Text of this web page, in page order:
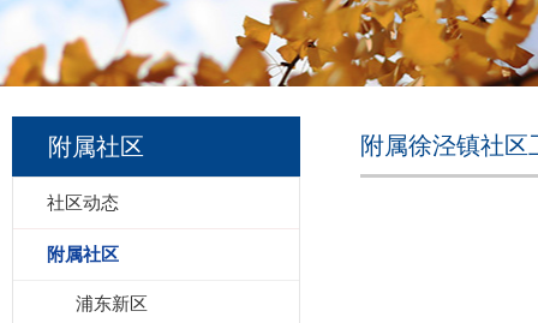
附属社区
社区动态
附属社区
浦东新区
附属徐泾镇社区